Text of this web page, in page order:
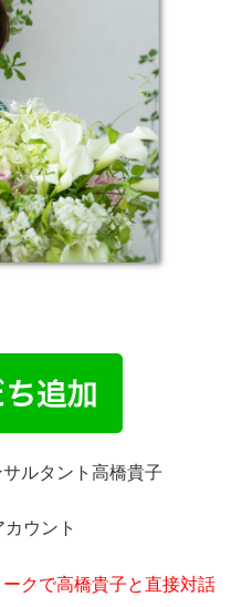
ルタント高橋貴子
ウント
クで高橋貴子と直接対話